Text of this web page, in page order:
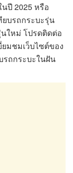
ปี 2025 หรือ
ยบรถกระบะรุ่น
ใหม่ โปรดติดต่อ
มชมเว็บไซต์ของ
รถกระบะในฝัน